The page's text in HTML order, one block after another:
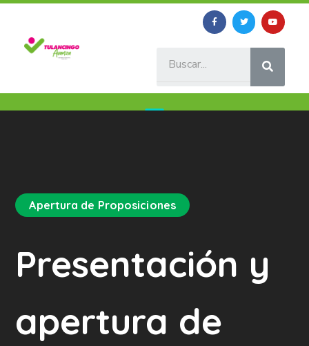
Apertura de Proposiciones
Presentación y
apertura de